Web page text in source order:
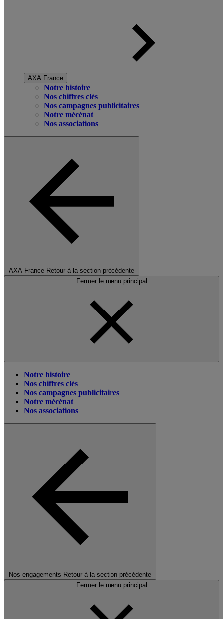
AXA France
Notre histoire
Nos chiffres clés
Nos campagnes publicitaires
Notre mécénat
Nos associations
AXA France Retour à la section précédente
Fermer le menu principal
Notre histoire
Nos chiffres clés
Nos campagnes publicitaires
Notre mécénat
Nos associations
Nos engagements Retour à la section précédente
Fermer le menu principal